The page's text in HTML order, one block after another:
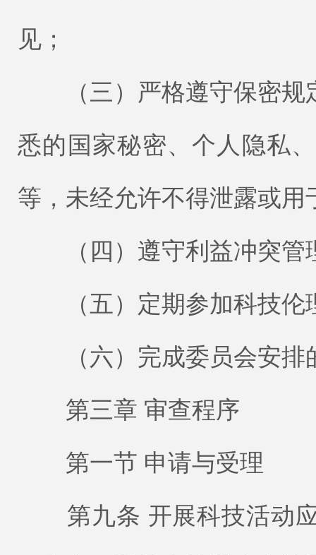
见；
（三）严格遵守保密规
悉的国家秘密、个人隐私
等，未经允许不得泄露或用
（四）遵守利益冲突管
（五）定期参加科技伦
（六）完成委员会安排
第三章 审查程序
第一节 申请与受理
第九条 开展科技活动应